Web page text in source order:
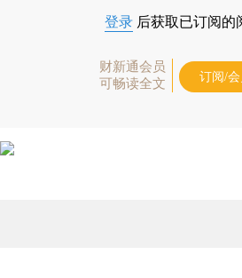
登录 后获取已订阅的
财新通会员
可畅读全文
订阅/